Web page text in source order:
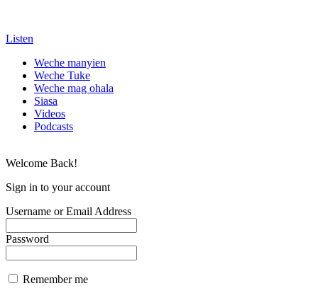
Listen
Weche manyien
Weche Tuke
Weche mag ohala
Siasa
Videos
Podcasts
Welcome Back!
Sign in to your account
Username or Email Address
Password
Remember me